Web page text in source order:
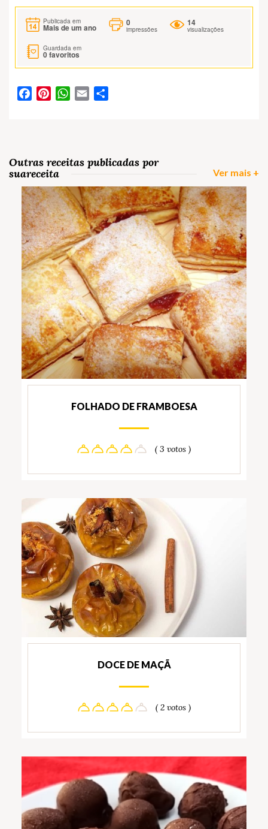
Publicada em
Mais de um ano
0
impressões
14
visualizações
Guardada em
0favoritos
FacebookPinterestWhatsApp
Email
Outras receitas publicadas por
suareceita
Ver mais +
FOLHADO DE FRAMBOESA
( 3 votos )
DOCE DE MAÇÃ
( 2 votos )